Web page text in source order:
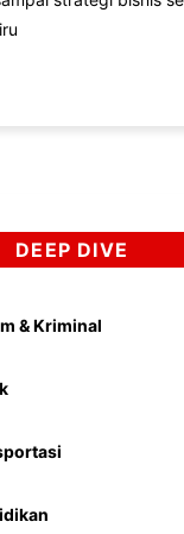
DEEP DIVE
& Kriminal